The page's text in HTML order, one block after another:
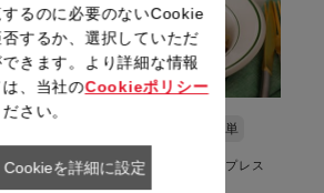
プレス
簡単
クックフォーミー エクスプレス
るのに必要のないCookie
するか、選択していただ
できます。より詳細な情報
、当社のCookieポリシー
さい。
Cookieを詳細に設定